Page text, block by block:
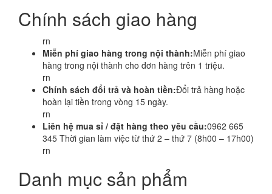
Chính sách giao hàng
rn
Miễn phí giao hàng trong nội thành:Miễn phí giao
hàng trong nội thành cho đơn hàng trên 1 triệu.
rn
Chính sách đổi trả và hoàn tiền:Đổi trả hàng hoặc
hoàn lại tiền trong vòng 15 ngày.
rn
Liên hệ mua sỉ / đặt hàng theo yêu cầu:0962 665
345 Thời gian làm việc từ thứ 2 – thứ 7 (8h00 – 17h00)
rn
Danh mục sản phẩm